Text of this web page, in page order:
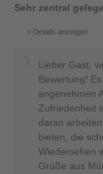
Sehr zentral
Details anzeigen
Lieber Gast,
Bewertung!
angenehmen
Zufriedenheit
daran
bieten, die
Wiedersehen
Grüße aus